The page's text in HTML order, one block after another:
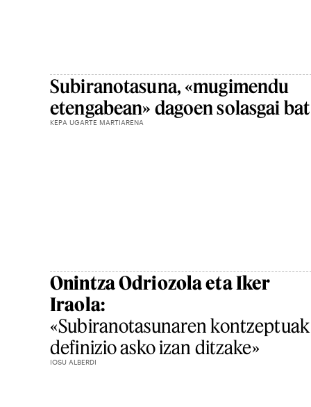
Subiranotasuna, «mugimendu
etengabean» dagoen solasgai bat
KEPA UGARTE MARTIARENA
Onintza Odriozola eta Iker
Iraola:
«Subiranotasunaren kontzeptuak
definizio asko izan ditzake»
IOSU ALBERDI